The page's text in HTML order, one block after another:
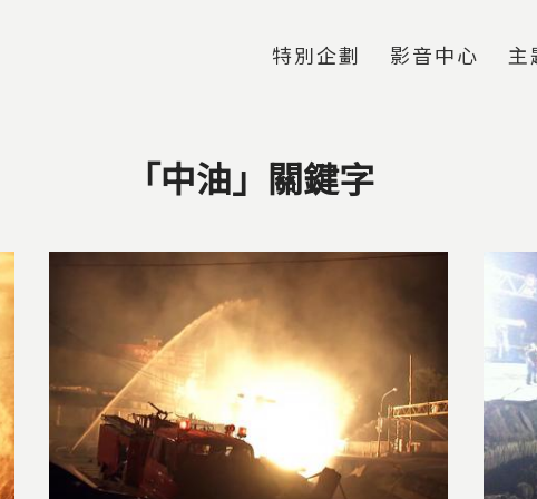
特別企劃 影音中心 主
「中油」關鍵字